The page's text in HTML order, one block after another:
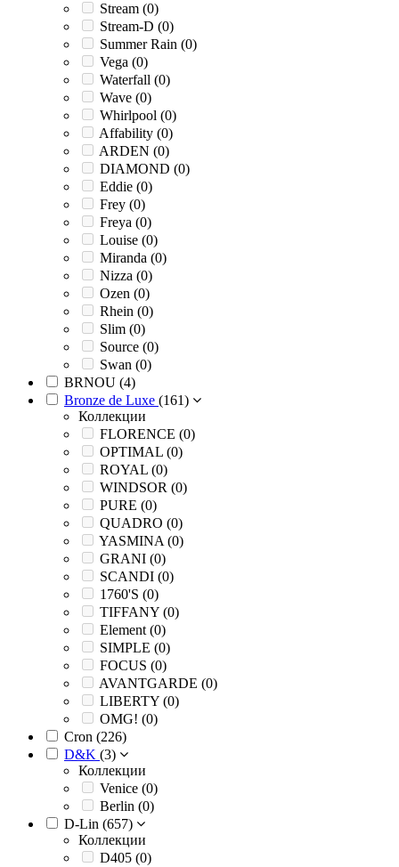
Stream (0)
Stream-D (0)
Summer Rain (0)
Vega (0)
Waterfall (0)
Wave (0)
Whirlpool (0)
Affability (0)
ARDEN (0)
DIAMOND (0)
Eddie (0)
Frey (0)
Freya (0)
Louise (0)
Miranda (0)
Nizza (0)
Ozen (0)
Rhein (0)
Slim (0)
Source (0)
Swan (0)
BRNOU (4)
Bronze de Luxe (161)
Коллекции
FLORENCE (0)
OPTIMAL (0)
ROYAL (0)
WINDSOR (0)
PURE (0)
QUADRO (0)
YASMINA (0)
GRANI (0)
SCANDI (0)
1760'S (0)
TIFFANY (0)
Element (0)
SIMPLE (0)
FOCUS (0)
AVANTGARDE (0)
LIBERTY (0)
OMG! (0)
Cron (226)
D&K (3)
Коллекции
Venice (0)
Berlin (0)
D-Lin (657)
Коллекции
D405 (0)